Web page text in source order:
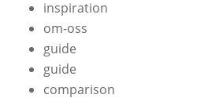
inspiration
om-oss
guide
guide
comparison